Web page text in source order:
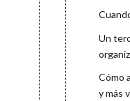
Un
Cómo
y más